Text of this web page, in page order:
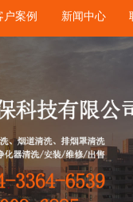
户案例 新闻中心